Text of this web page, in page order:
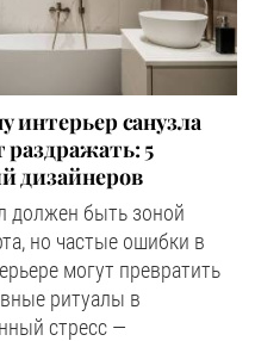
интерьер санузла
5
дизайнеров
должен быть зоной
но частые ошибки в
могут превратить
ритуалы в
стресс —